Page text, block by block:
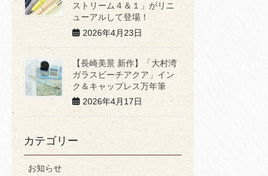
ストリーム４＆１」がリニ
ューアルして登場！
2026年4月23日
【長崎美景 新作】「大村湾
ガラスビーチアクア」イン
ク＆キャップレス万年筆
2026年4月17日
カテゴリー
お知らせ